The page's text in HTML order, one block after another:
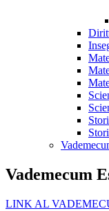
Vademecum
LINK AL